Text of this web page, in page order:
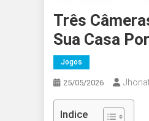
Três
Sua Casa
Jogos
25/05/2026
Indice